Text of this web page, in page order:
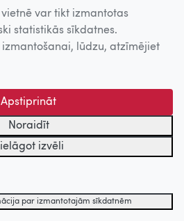
var tikt izmantotas
statistikās sīkdatnes.
izmantošanai, lūdzu, atzīmējiet
Apstiprināt
Noraidīt
izvēli
par izmantotajām sīkdatnēm